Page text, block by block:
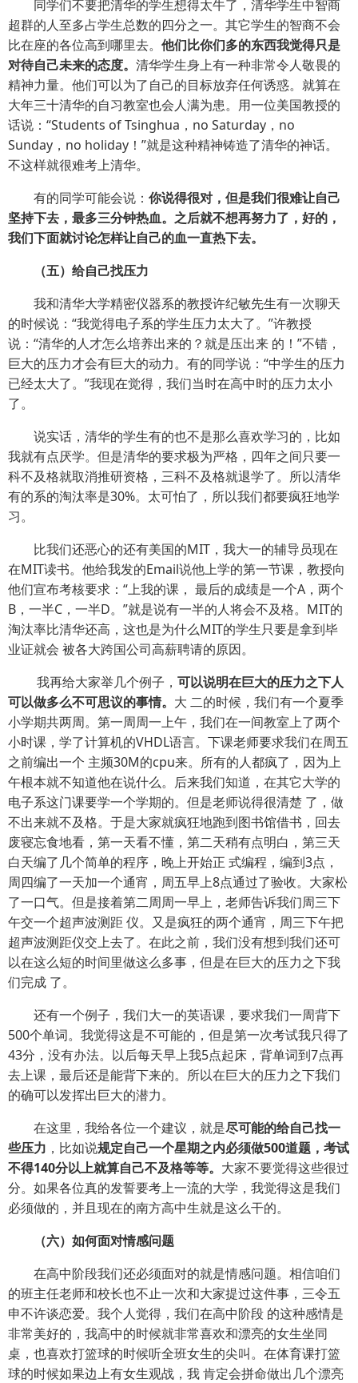
同学们不要把清华的学生想得太牛了，清华学生中智商
超群的人至多占学生总数的四分之一。其它学生的智商不会
比在座的各位高到哪里去。 他们比你们多的东西我觉得只是
对待自己未来的态度。 清华学生身上有一种非常令人敬畏的
精神力量。他们可以为了自己的目标放弃任何诱惑。就算在
大年三十清华的自习教室也会人满为患。用一位美国教授的
话说：“Students of Tsinghua，no Saturday，no
Sunday，no holiday！”就是这种精神铸造了清华的神话。
不这样就很难考上清华。
有的同学可能会说： 你说得很对，但是我们很难让自己
坚持下去，最多三分钟热血。之后就不想再努力了，好的，
我们下面就讨论怎样让自己的血一直热下去。
（五）给自己找压力
我和清华大学精密仪器系的教授许纪敏先生有一次聊天
的时候说：“我觉得电子系的学生压力太大了。”许教授
说：“清华的人才怎么培养出来的？就是压出来 的！”不错，
巨大的压力才会有巨大的动力。有的同学说：“中学生的压力
已经太大了。”我现在觉得，我们当时在高中时的压力太小
了。
说实话，清华的学生有的也不是那么喜欢学习的，比如
我就有点厌学。但是清华的要求极为严格，四年之间只要一
科不及格就取消推研资格，三科不及格就退学了。所以清华
有的系的淘汰率是30%。太可怕了，所以我们都要疯狂地学
习。
比我们还恶心的还有美国的MIT，我大一的辅导员现在
在MIT读书。他给我发的Email说他上学的第一节课，教授向
他们宣布考核要求：“上我的课， 最后的成绩是一个A，两个
B，一半C，一半D。”就是说有一半的人将会不及格。MIT的
淘汰率比清华还高，这也是为什么MIT的学生只要是拿到毕
业证就会 被各大跨国公司高薪聘请的原因。
我再给大家举几个例子， 可以说明在巨大的压力之下人
可以做多么不可思议的事情。 大 二的时候，我们有一个夏季
小学期共两周。第一周周一上午，我们在一间教室上了两个
小时课，学了计算机的VHDL语言。下课老师要求我们在周五
之前编出一个 主频30M的cpu来。所有的人都疯了，因为上
午根本就不知道他在说什么。后来我们知道，在其它大学的
电子系这门课要学一个学期的。但是老师说得很清楚 了，做
不出来就不及格。于是大家就疯狂地跑到图书馆借书，回去
废寝忘食地看，第一天看不懂，第二天稍有点明白，第三天
白天编了几个简单的程序，晚上开始正 式编程，编到3点，
周四编了一天加一个通宵，周五早上8点通过了验收。大家松
了一口气。但是接着第二周周一早上，老师告诉我们周三下
午交一个超声波测距 仪。又是疯狂的两个通宵，周三下午把
超声波测距仪交上去了。在此之前，我们没有想到我们还可
以在这么短的时间里做这么多事，但是在巨大的压力之下我
们完成 了。
还有一个例子，我们大一的英语课，要求我们一周背下
500个单词。我觉得这是不可能的，但是第一次考试我只得了
43分，没有办法。以后每天早上我5点起床，背单词到7点再
去上课，最后还是能背下来的。所以在巨大的压力之下我们
的确可以发挥出巨大的潜力。
在这里，我给各位一个建议，就是尽可能的给自己找一
些压力 ，比如说规定自己一个星期之内必须做500道题，考试
不得140分以上就算自己不及格等等。 大家不要觉得这些很过
分。如果各位真的发誓要考上一流的大学，我觉得这是我们
必须做的，并且现在的南方高中生就是这么干的。
（六）如何面对情感问题
在高中阶段我们还必须面对的就是情感问题。相信咱们
的班主任老师和校长也不止一次和大家提过这件事，三令五
申不许谈恋爱。我个人觉得，我们在高中阶段 的这种感情是
非常美好的，我高中的时候就非常喜欢和漂亮的女生坐同
桌，也喜欢打篮球的时候听全班女生的尖叫。在体育课打篮
球的时候如果边上有女生观战，我 肯定会拼命做出几个漂亮